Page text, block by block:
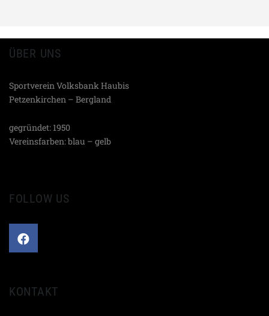
ÜBER UNS
Sportverein Volksbank Haubis
Petzenkirchen – Bergland
gegründet: 1950
Vereinsfarben: blau – gelb
FOLLOW US
KONTAKT